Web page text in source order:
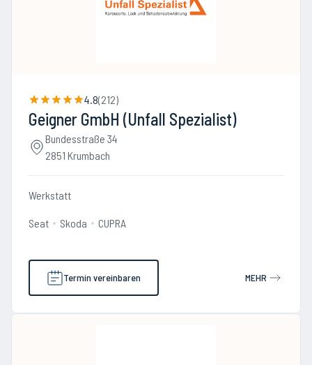
4.8(212)
Geigner GmbH (Unfall Spezialist)
Bundesstraße 34
2851 Krumbach
Werkstatt
Seat Skoda CUPRA
Termin vereinbaren MEHR